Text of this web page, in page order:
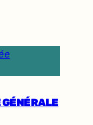
GÉNÉRALE